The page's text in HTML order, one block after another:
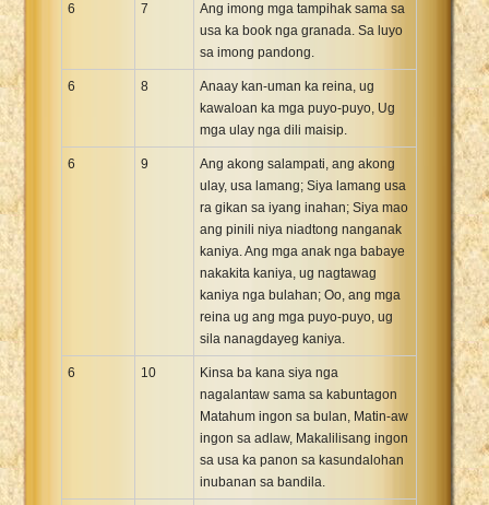
6 7
Ang imong mga tampihak sama sa
usa ka book nga granada. Sa luyo
sa imong pandong.
6 8
Anaay kan-uman ka reina, ug
kawaloan ka mga puyo-puyo, Ug
mga ulay nga dili maisip.
6 9
Ang akong salampati, ang akong
ulay, usa lamang; Siya lamang usa
ra gikan sa iyang inahan; Siya mao
ang pinili niya niadtong nanganak
kaniya. Ang mga anak nga babaye
nakakita kaniya, ug nagtawag
kaniya nga bulahan; Oo, ang mga
reina ug ang mga puyo-puyo, ug
sila nanagdayeg kaniya.
6 10
Kinsa ba kana siya nga
nagalantaw sama sa kabuntagon
Matahum ingon sa bulan, Matin-aw
ingon sa adlaw, Makalilisang ingon
sa usa ka panon sa kasundalohan
inubanan sa bandila.